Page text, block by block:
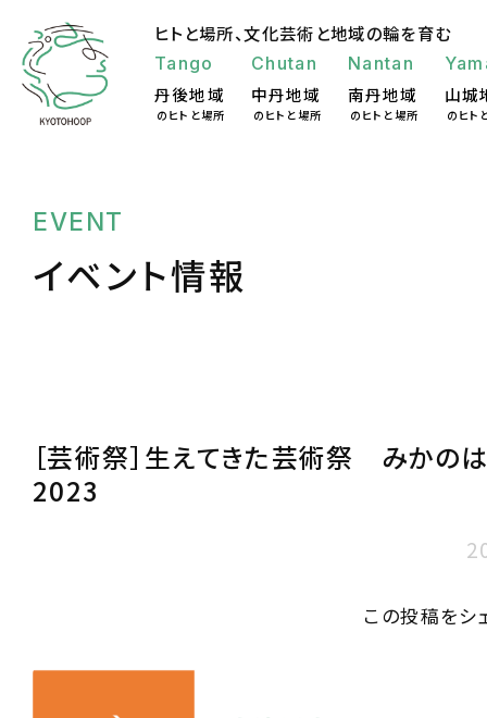
ヒトと場所、文化芸術と地域の輪を育む
Tango
丹後地域
のヒトと場所
Chutan
中丹地域
のヒトと場所
Nantan
南丹地域
のヒトと場所
山城
のヒト
EVENT
イベント情報
［芸術祭］生えてきた芸術祭 みかの
2023
この投稿をシ